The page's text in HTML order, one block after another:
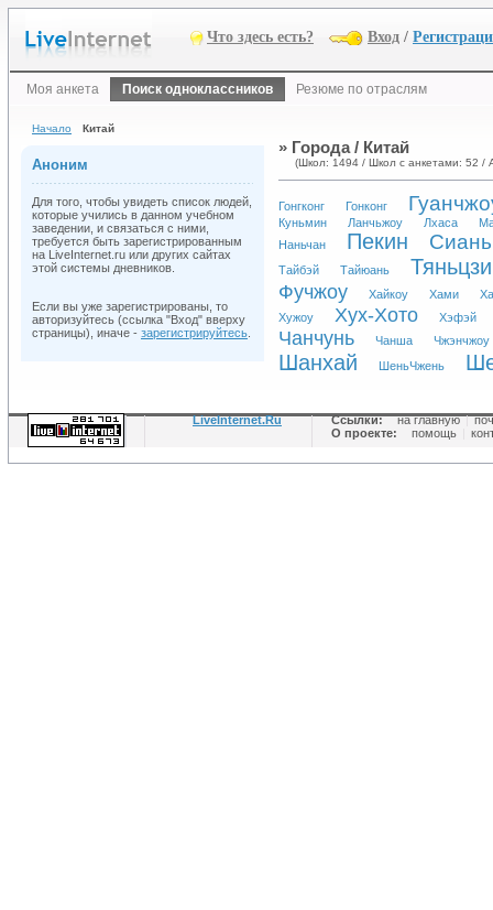
Что здесь есть? Вход /
Моя анкета Поиск одноклассников Резюме по отраслям
Начало Китай
Аноним
Для того, чтобы увидеть список людей,
которые учились в данном учебном
заведении, и связаться с ними,
требуется быть зарегистрированным
на LiveInternet.ru или других сайтах
этой системы дневников.
Если вы уже зарегистрированы, то
авторизуйтесь (ссылка "Вход" вверху
страницы), иначе - зарегистрируйтесь
» Города / Китай
(Школ: 1494 / Школ с анкетами: 52 /
Гонгконг Гонконг
Куньмин Ланчьжоу Лхаса
Наньчан
Пекин Сиань
Тайбэй Тайюань
Фучжоу Хайкоу Хами
Хужоу
Хух-Хото Хэфэй
Чанчунь Чанша Чжэнчжоу
Шанхай ШеньЧжень
LiveInternet.Ru Ссылки: на главную |
О проекте:
помощь